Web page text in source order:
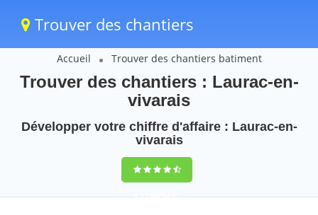
Trouver des chantiers
Accueil Trouver des chantiers batiment
Trouver des chantiers : Laurac-en-
vivarais
Développer votre chiffre d'affaire : Laurac-en-
vivarais
9,5(100%)51